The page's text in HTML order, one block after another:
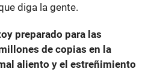
diga la gente.
preparado para las
de copias en la
aliento y el estreñimiento